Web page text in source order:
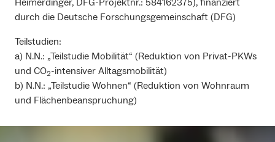
durch die Deutsche Forschungsgemeinschaft (DFG)
Teilstudien:
a) N.N.: „Teilstudie Mobilität“ (Reduktion von Privat-PKWs
und CO2-intensiver Alltagsmobilität)
b) N.N.: „Teilstudie Wohnen“ (Reduktion von Wohnraum
und Flächenbeanspruchung)